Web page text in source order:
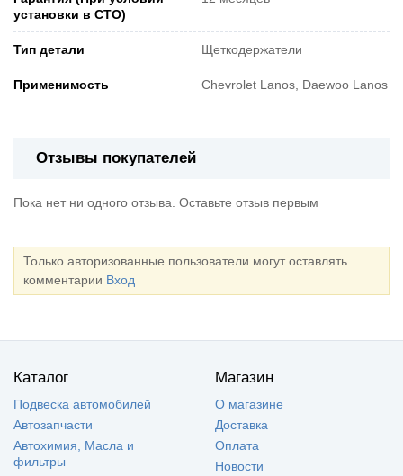
установки в СТО)
Тип детали Щеткодержатели
Применимость Chevrolet Lanos, Daewoo Lanos
Отзывы покупателей
Пока нет ни одного отзыва. Оставьте отзыв первым
Только авторизованные пользователи могут оставлять
комментарии Вход
Каталог
Подвеска автомобилей
Автозапчасти
Автохимия, Масла и
фильтры
Магазин
О магазине
Доставка
Оплата
Новости